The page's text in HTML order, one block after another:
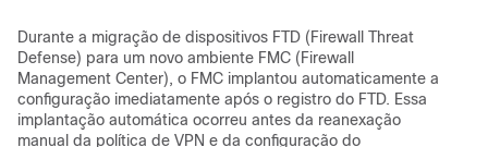
Durante a migração de dispositivos FTD (Firewall Threat
Defense) para um novo ambiente FMC (Firewall
Management Center), o FMC implantou automaticamente a
configuração imediatamente após o registro do FTD. Essa
implantação automática ocorreu antes da reanexação
manual da política de VPN e da configuração do